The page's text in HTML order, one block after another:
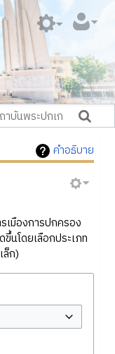
คำอธิบาย
เมืองการปกครอง
นโดยเลือกประเภท
ก)